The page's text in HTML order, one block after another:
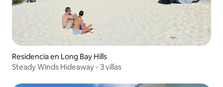
Residencia en Long Bay Hills
Steady Winds Hideaway - 3 villas